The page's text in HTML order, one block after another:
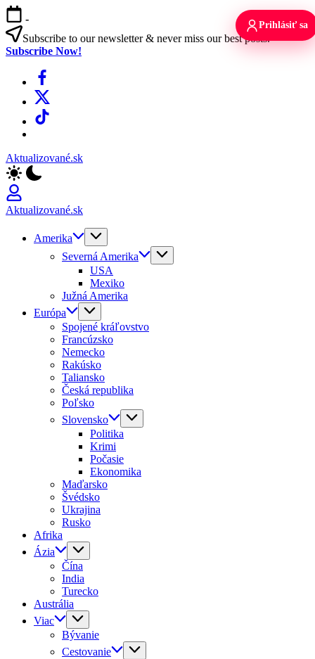
Skip
to
content
-
Subscribe to our newsletter & never miss our best posts.
Subscribe Now!
Facebook
X
TikTok
Aktualizované.sk
Aktualizované.sk
Amerika
Severná Amerika
USA
Mexiko
Južná Amerika
Európa
Spojené kráľovstvo
Francúzsko
Nemecko
Rakúsko
Taliansko
Česká republika
Poľsko
Slovensko
Politika
Krimi
Počasie
Ekonomika
Maďarsko
Švédsko
Ukrajina
Rusko
Afrika
Ázia
Čína
India
Turecko
Austrália
Viac
Bývanie
Cestovanie
Prihlásiť sa